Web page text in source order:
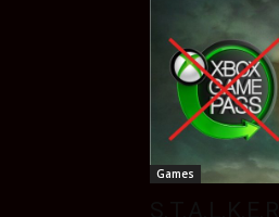
Games